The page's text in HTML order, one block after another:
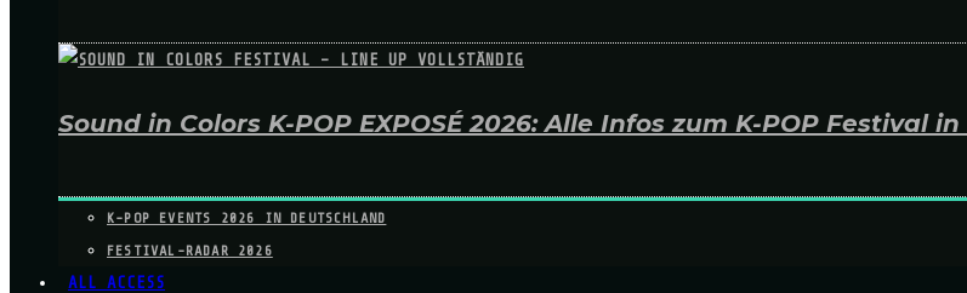
Sound in Colors K-POP EXPOSÉ 2026: Alle Infos zum K-POP Festival
K-POP EVENTS 2026 IN DEUTSCHLAND
FESTIVAL-RADAR 2026
ALL ACCESS